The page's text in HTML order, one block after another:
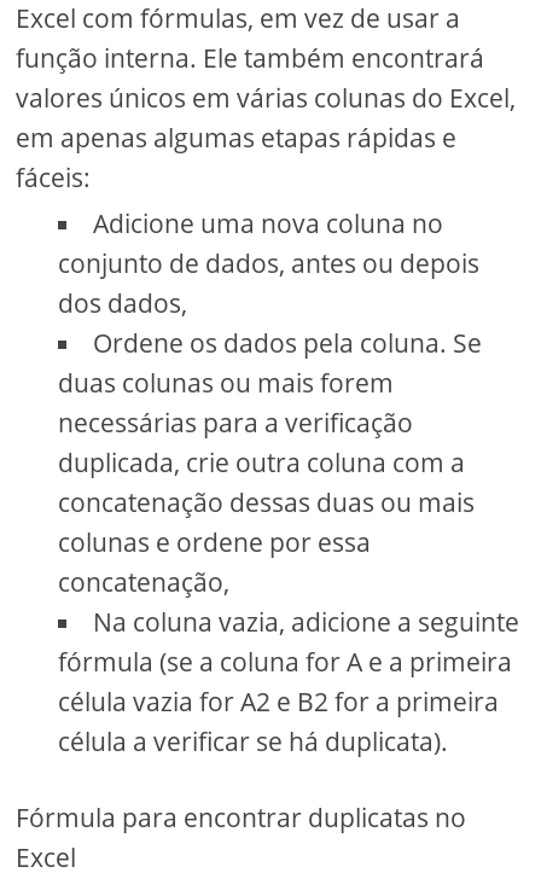
Excel com fórmulas, em vez de usar a
função interna. Ele também encontrará
valores únicos em várias colunas do Excel,
em apenas algumas etapas rápidas e
fáceis:
Adicione uma nova coluna no
conjunto de dados, antes ou depois
dos dados,
Ordene os dados pela coluna. Se
duas colunas ou mais forem
necessárias para a verificação
duplicada, crie outra coluna com a
concatenação dessas duas ou mais
colunas e ordene por essa
concatenação,
Na coluna vazia, adicione a seguinte
fórmula (se a coluna for A e a primeira
célula vazia for A2 e B2 for a primeira
célula a verificar se há duplicata).
Fórmula para encontrar duplicatas no
Excel